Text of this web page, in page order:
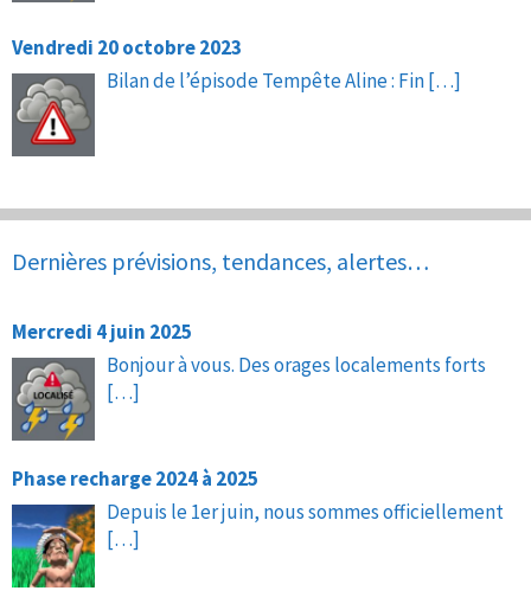
Vendredi 20 octobre 2023
Bilan de l’épisode Tempête Aline : Fin[…]
Dernières prévisions, tendances, alertes…
Mercredi 4 juin 2025
Bonjour à vous. Des orages localements forts
[…]
Phase recharge 2024 à 2025
Depuis le 1er juin, nous sommes officiellement
[…]